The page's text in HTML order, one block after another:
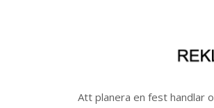
Att planera en fest handlar